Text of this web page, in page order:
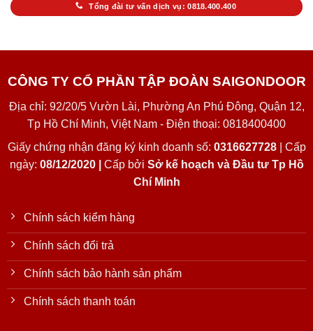
Tổng đài tư vấn dịch vụ: 0818.400.400
CÔNG TY CỔ PHẦN TẬP ĐOÀN SAIGONDOOR
Địa chỉ: 92/20/5 Vườn Lài, Phường An Phú Đông, Quận 12,
Tp Hồ Chí Minh, Việt Nam - Điện thoại: 0818400400
Giấy chứng nhận đăng ký kinh doanh số: 0316627728| Cấp
ngày: 08/12/2020 | Cấp bởi Sở kế hoạch và Đầu tư Tp Hồ
Chí Minh
Chính sách kiểm hàng
Chính sách đổi trả
Chính sách bảo hành sản phẩm
Chính sách thanh toán